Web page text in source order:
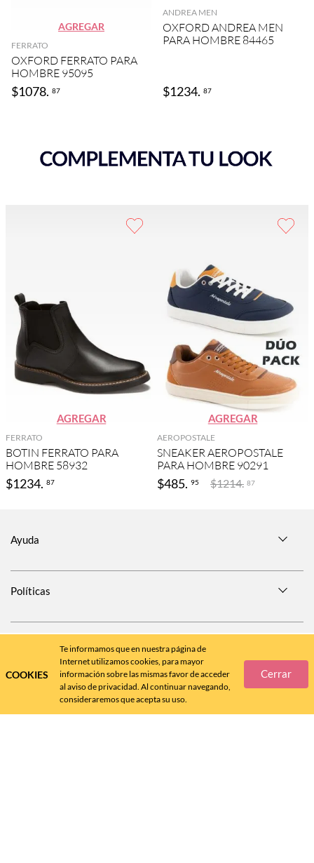
COOKIES
Te informamos que en nuestra página de
Internet utilizamos cookies, para mayor
información sobre las mismas favor de acceder
al aviso de privacidad. Al continuar navegando,
consideraremos que acepta su uso.
Cerrar
AGREGAR
FERRATO
OXFORD FERRATO PARA
HOMBRE 95095
$1078. 87
ANDREA MEN
OXFORD ANDREA MEN
PARA HOMBRE 84465
$1234. 87
AGREGAR
FERRATO
BOTIN FERRATO PARA
HOMBRE 58932
$1234. 87
AGREGAR
AEROPOSTALE
SNEAKER AEROPOSTALE
PARA HOMBRE 90291
$485. 95 $1214. 87
Ayuda
Políticas
SÍGUENOS EN
CallCenter477 788 4600